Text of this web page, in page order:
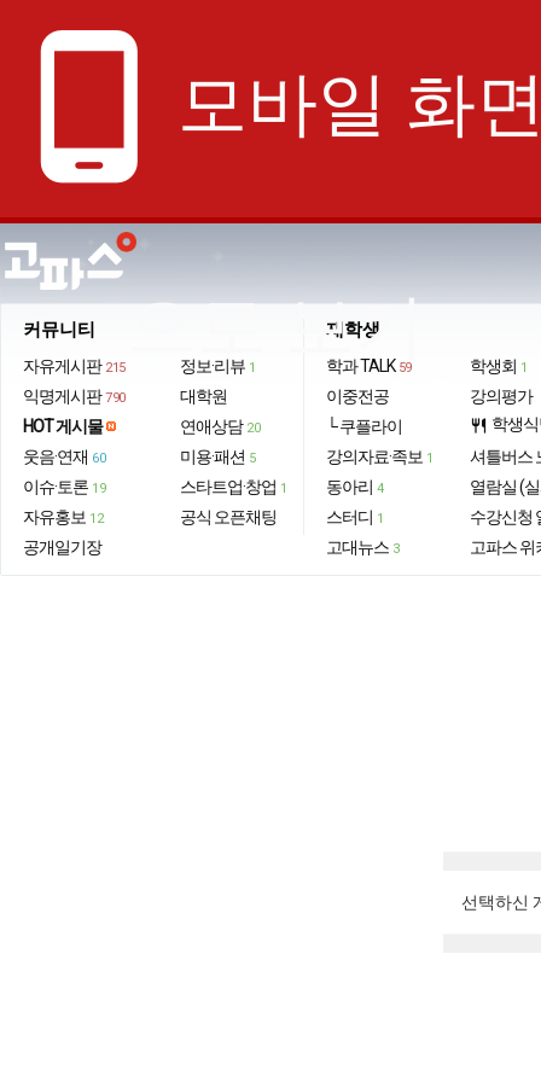
phone_android 모바일 화
으로 보기
커뮤니티
자유게시판 215
익명게시판 790
HOT 게시물
웃음·연재 60
이슈·토론 19
자유홍보 12
공개일기장
정보·리뷰 1
대학원
연애상담 20
미용·패션 5
스타트업·창업 1
공식 오픈채팅
재학생
학과 TALK 59
이중전공
└ 쿠플라이
강의자료·족보 1
동아리 4
스터디 1
고대뉴스 3
학생회 1
강의평가
restaurant 학생
셔틀버스
열람실 (
수강신청
고파스 위
선택하신